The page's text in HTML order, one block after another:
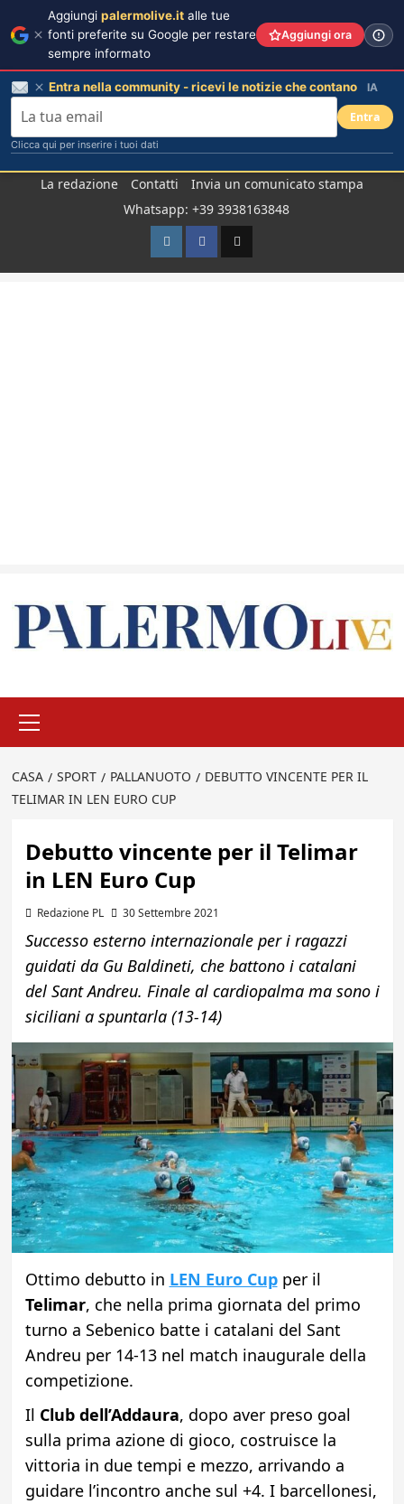
La redazione Contatti
Invia un comunicato stampa
Whatsapp: +39 3938163848
InstagramFacebook
TikTok
principale
CASA SPORT PALLANUOTO
DEBUTTO VINCENTE PER IL
TELIMAR IN LEN EURO CUP
Debutto vincente per il Telimar
in LEN Euro Cup
Redazione PL 30 Settembre 2021
Successo esterno internazionale per i ragazzi
guidati da Gu Baldineti, che battono i catalani
del Sant Andreu. Finale al cardiopalma ma sono i
siciliani a spuntarla (13-14)
Ottimo debutto in LEN Euro Cupper il
Telimar, che nella prima giornata del primo
turno a Sebenico batte i catalani del Sant
Andreu per 14-13 nel match inaugurale della
competizione.
Il Club dell’Addaura, dopo aver preso goal
sulla prima azione di gioco, costruisce la
vittoria in due tempi e mezzo, arrivando a
guidare l’incontro anche sul +4. I barcellonesi,
Aggiungi palermolive.it alle tue
fonti preferite su Google per restare
sempre informato
Aggiungi ora
Entra nella community - ricevi le notizie che contano IA
Entra
Clicca qui per inserire i tuoi dati